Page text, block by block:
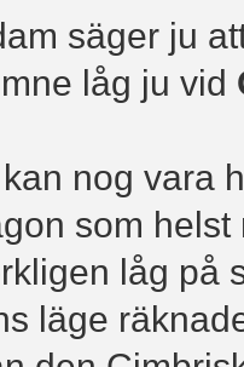
säger ju
låg ju vid
nog vara
som
låg på
läge